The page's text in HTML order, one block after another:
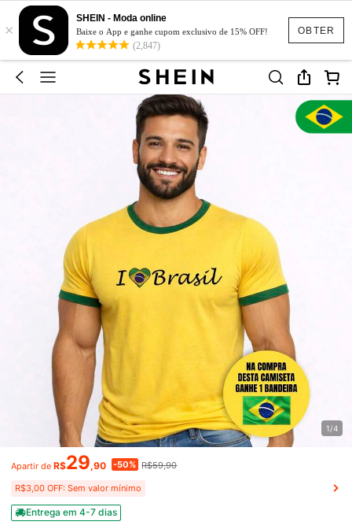
OBTER
×
SHEIN - Moda online
Baixe o App e ganhe cupom exclusivo de 15% OFF!
(2,847)
1/4
Apartir de R$29,90 -50% R$59,90
R$3,00 OFF: Sem valor mínimo
Entrega em 4-7 dias